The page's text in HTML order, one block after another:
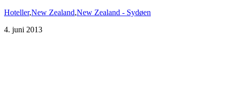
Hoteller,New Zealand,New Zealand - Sydøen
4. juni 2013